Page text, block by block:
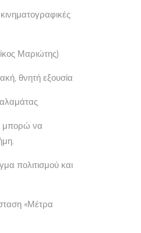
Μαριώτης)
θνητή εξουσία
μπορώ να
πολιτισμού και
«Μέτρα